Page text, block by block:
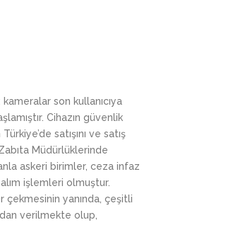
son kullanıcıya
Cihazın güvenlik
satışını ve satış
Müdürlüklerinde
askeri birimler, ceza infaz
işlemleri olmuştur.
çekmesinin yanında, çeşitli
verilmekte olup,